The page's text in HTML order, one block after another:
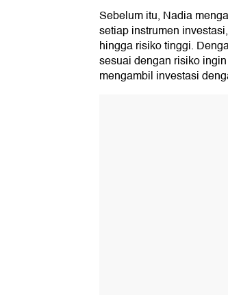
Sebelum itu, Nadia
setiap instrumen
hingga risiko tinggi.
sesuai dengan risiko
mengambil investasi